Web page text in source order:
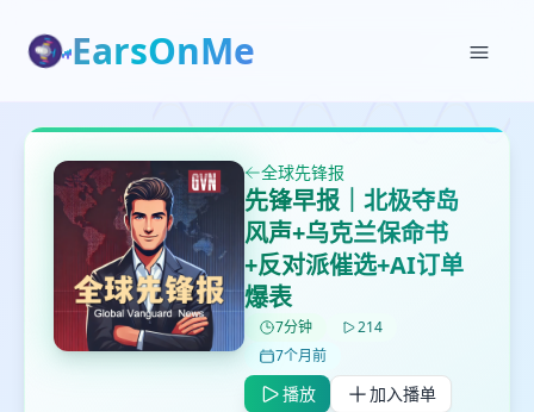
EarsOnMe
全球先锋报
先锋早报｜北极夺岛
风声+乌克兰保命书
+反对派催选+AI订单
爆表
7分钟
214
7个月前
播放
加入播单
✕
打分 ✕
删除确认
取消 确认删除
✕
加入播单
创建